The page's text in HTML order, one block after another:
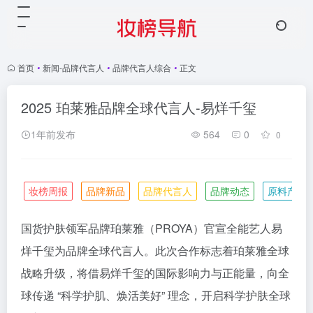
首页 • 新闻-品牌代言人 • 品牌代言人综合 • 正文
2025 珀莱雅品牌全球代言人-易烊千玺
1年前发布 564 0 0
妆榜周报 品牌新品 品牌代言人 品牌动态 原料产业
国货护肤领军品牌珀莱雅（PROYA）官宣全能艺人易
烊千玺为品牌全球代言人。此次合作标志着珀莱雅全球
战略升级，将借易烊千玺的国际影响力与正能量，向全
球传递 “科学护肌、焕活美好” 理念，开启科学护肤全球